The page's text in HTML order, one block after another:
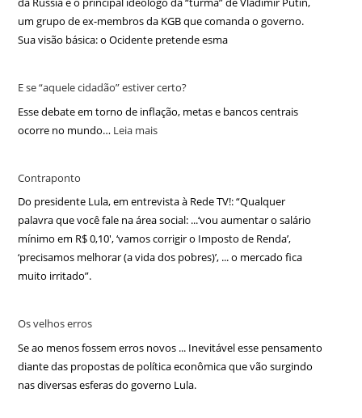
um grupo de ex-membros da KGB que comanda o governo.
Sua visão básica: o Ocidente pretende esma
E se “aquele cidadão” estiver certo?
Esse debate em torno de inflação, metas e bancos centrais
ocorre no mundo… Leia mais
Contraponto
Do presidente Lula, em entrevista à Rede TV!: “Qualquer
palavra que você fale na área social: ...‘vou aumentar o salário
mínimo em R$ 0,10′, ‘vamos corrigir o Imposto de Renda’,
‘precisamos melhorar (a vida dos pobres)’, ... o mercado fica
muito irritado”.
Os velhos erros
Se ao menos fossem erros novos ... Inevitável esse pensamento
diante das propostas de política econômica que vão surgindo
nas diversas esferas do governo Lula.